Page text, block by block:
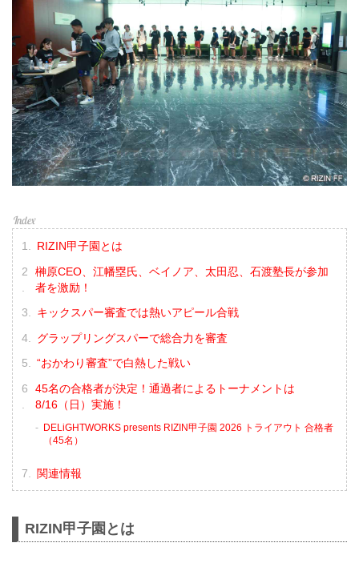
RIZIN甲子園とは
榊原CEO、江幡塁氏、ベイノア、太田忍、石渡塾長が参加
者を激励！
キックスパー審査では熱いアピール合戦
グラップリングスパーで総合力を審査
“おかわり審査”で白熱した戦い
45名の合格者が決定！通過者によるトーナメントは
8/16（日）実施！
DELiGHTWORKS presents RIZIN甲子園 2026 トライアウト 合格者
（45名）
関連情報
RIZIN甲子園とは